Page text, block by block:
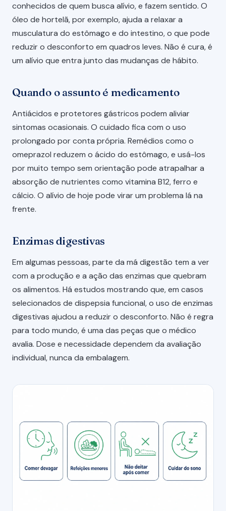
conhecidos de quem busca alívio, e fazem sentido. O
óleo de hortelã, por exemplo, ajuda a relaxar a
musculatura do estômago e do intestino, o que pode
reduzir o desconforto em quadros leves. Não é cura, é
um alívio que entra junto das mudanças de hábito.
Quando o assunto é medicamento
Antiácidos e protetores gástricos podem aliviar
sintomas ocasionais. O cuidado fica com o uso
prolongado por conta própria. Remédios como o
omeprazol reduzem o ácido do estômago, e usá-los
por muito tempo sem orientação pode atrapalhar a
absorção de nutrientes como vitamina B12, ferro e
cálcio. O alívio de hoje pode virar um problema lá na
frente.
Enzimas digestivas
Em algumas pessoas, parte da má digestão tem a ver
com a produção e a ação das enzimas que quebram
os alimentos. Há estudos mostrando que, em casos
selecionados de dispepsia funcional, o uso de enzimas
digestivas ajudou a reduzir o desconforto. Não é regra
para todo mundo, é uma das peças que o médico
avalia. Dose e necessidade dependem da avaliação
individual, nunca da embalagem.